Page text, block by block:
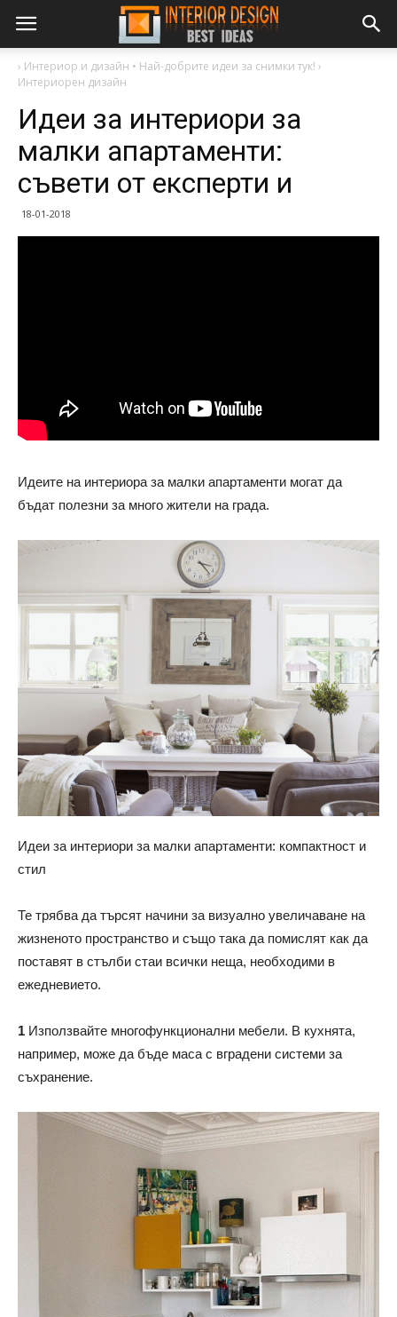
› Интериор и дизайн • Най-добрите идеи за снимки тук! ›
Интериорен дизайн
Идеи за интериори за
малки апартаменти:
съвети от експерти и
18-01-2018
Идеите на интериора за малки апартаменти могат да
бъдат полезни за много жители на града.
Идеи за интериори за малки апартаменти: компактност и
стил
Те трябва да търсят начини за визуално увеличаване на
жизненото пространство и също така да помислят как да
поставят в стълби стаи всички неща, необходими в
ежедневието.
1 Използвайте многофункционални мебели. В кухнята,
например, може да бъде маса с вградени системи за
съхранение.